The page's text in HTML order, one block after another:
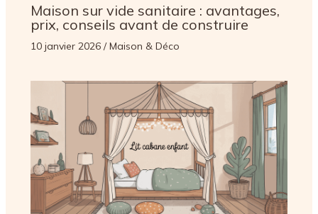
Maison sur vide sanitaire : avantages,
prix, conseils avant de construire
10 janvier 2026 /Maison & Déco